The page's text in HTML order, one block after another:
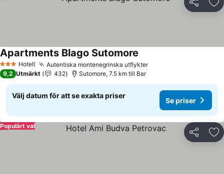
Dela
3 StjärnorHotell Autentiska montenegrinska utflykter
Apartments Blago Sutomore
9,2 Utmärkt 432 Sutomore, 7.5 km till Bar
Välj datum för att se exakta priser
Se priser
Dela
Populärt val